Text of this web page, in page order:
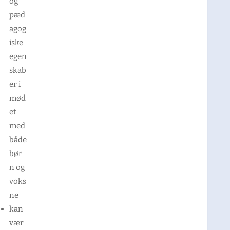
pæd
agog
iske
egen
skab
er i
mød
et
med
både
bør
n og
voks
ne
kan
vær